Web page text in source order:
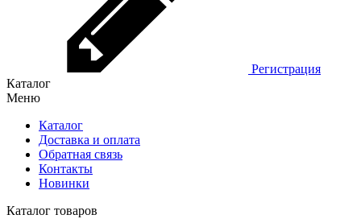
Регистрация
Каталог
Меню
Каталог
Доставка и оплата
Обратная связь
Контакты
Новинки
Каталог товаров